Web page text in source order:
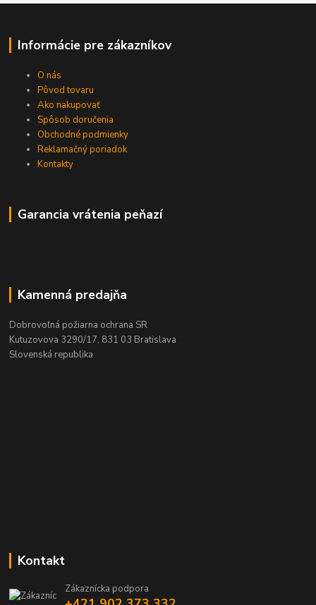
Informácie pre zákazníkov
O nás
Pôvod tovaru
Ako nakupovať
Spôsob doručenia
Obchodné podmienky
Reklamačný poriadok
Kontakty
Garancia vrátenia peňazí
Kamenná predajňa
Dobrovoľná požiarna ochrana SR
Kutuzovova 3290/17, 831 03 Bratislava
Slovenská republika
Kontakt
Zákaznícka podpora